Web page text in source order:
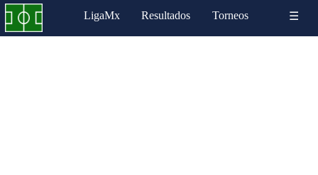
LigaMx Resultados Torneos ☰